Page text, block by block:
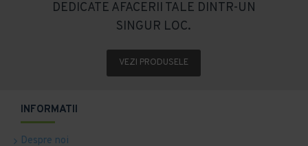
DEDICATE AFACERII TALE DINTR-UN
SINGUR LOC.
VEZI PRODUSELE
INFORMATII
Despre noi